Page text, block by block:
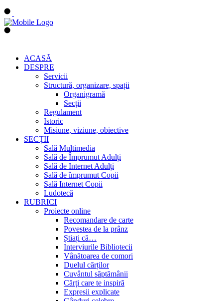
ACASĂ
DESPRE
Servicii
Structură, organizare, spații
Organigramă
Secții
Regulament
Istoric
Misiune, viziune, obiective
SECȚII
Sală Multimedia
Sală de Împrumut Adulți
Sală de Internet Adulți
Sală de împrumut Copii
Sală Internet Copii
Ludotecă
RUBRICI
Proiecte online
Recomandare de carte
Povestea de la prânz
Știați că…
Interviurile Bibliotecii
Vânătoarea de comori
Duelul cărților
Cuvântul săptămânii
Cărți care te inspiră
Expresii explicate